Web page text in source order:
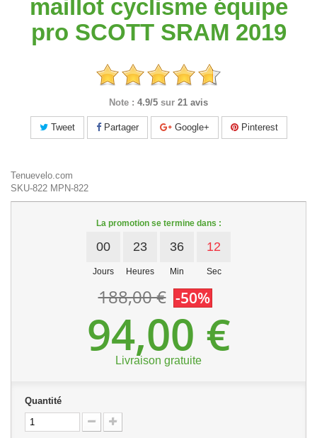
maillot cyclisme équipe
pro SCOTT SRAM 2019
Note : 4.9/5 sur 21 avis
Tweet Partager Google+ Pinterest
Tenuevelo.com
SKU-822 MPN-822
La promotion se termine dans :
00
Jours
23
Heures
36
Min
11
Sec
188,00 € -50%
94,00 €
Livraison gratuite
Quantité